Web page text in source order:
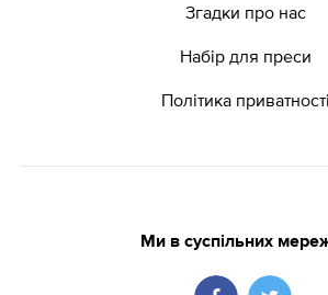
Згадки про нас
Набір для преси
Політика приватності
Ми в суспільних